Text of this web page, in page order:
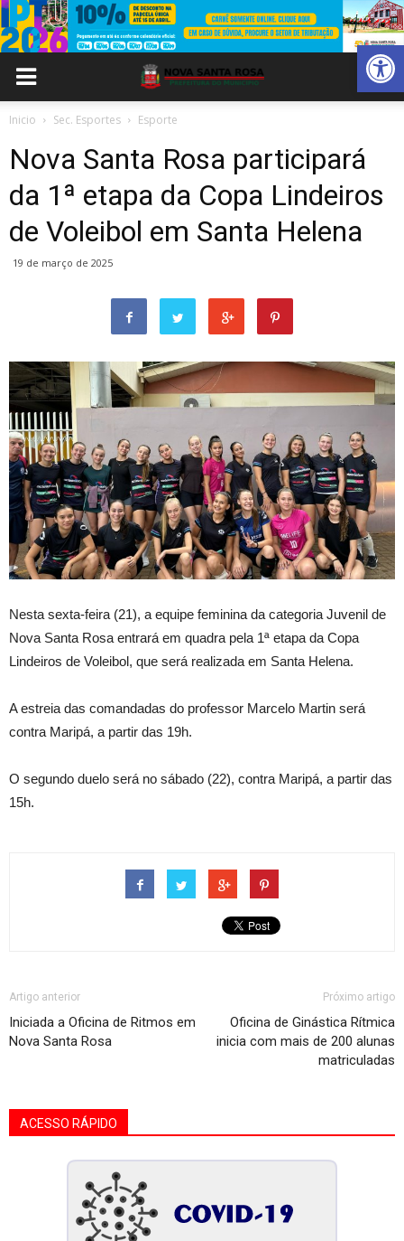
Abrir
Inicio Sec. Esportes Esporte
Nova Santa Rosa participará
da 1ª etapa da Copa Lindeiros
de Voleibol em Santa Helena
19 de março de 2025
Nesta sexta-feira (21), a equipe feminina da categoria Juvenil de
Nova Santa Rosa entrará em quadra pela 1ª etapa da Copa
Lindeiros de Voleibol, que será realizada em Santa Helena.
A estreia das comandadas do professor Marcelo Martin será
contra Maripá, a partir das 19h.
O segundo duelo será no sábado (22), contra Maripá, a partir das
15h.
Artigo anterior
Iniciada a Oficina de Ritmos em
Nova Santa Rosa
Próximo artigo
Oficina de Ginástica Rítmica
inicia com mais de 200 alunas
matriculadas
ACESSO RÁPIDO